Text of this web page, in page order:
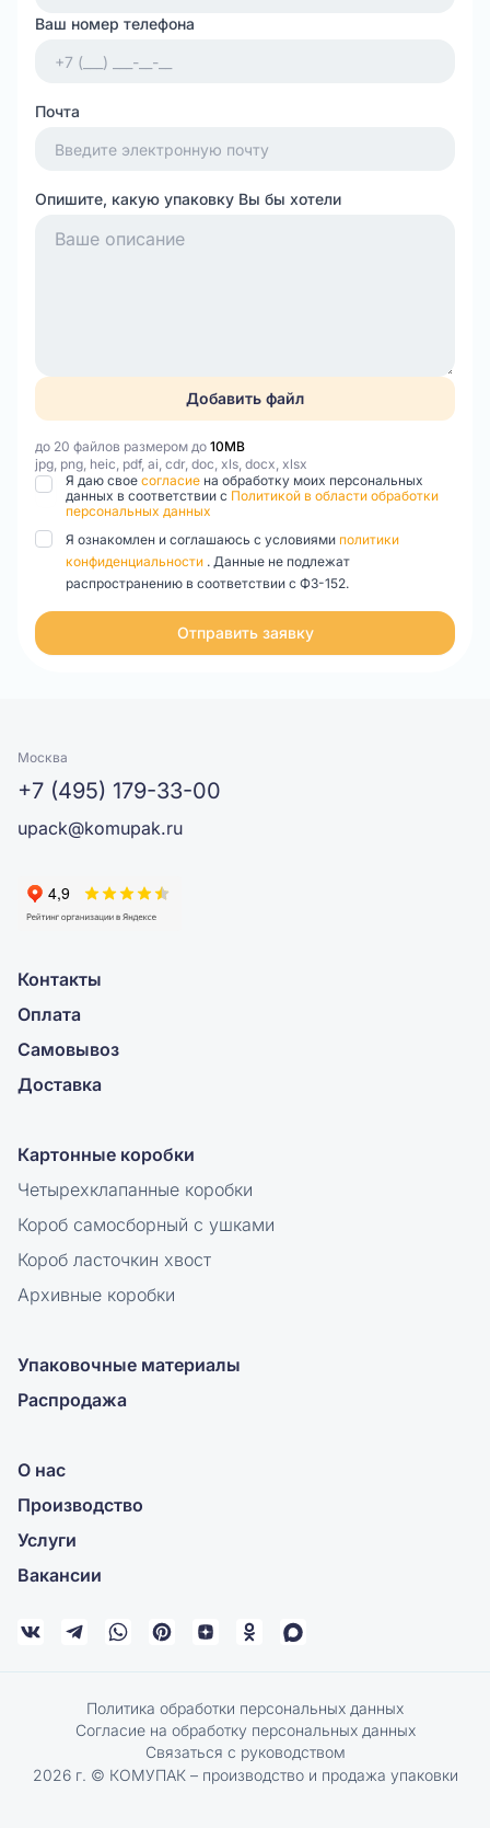
Ваш номер телефона
Почта
Опишите, какую упаковку Вы бы хотели
Добавить файл
до 20 файлов размером до 10MB
jpg, png, heic, pdf, ai, cdr, doc, xls, docx, xlsx
Я даю свое согласие на обработку моих персональных
данных в соответствии с Политикой в области обработки
персональных данных
Я ознакомлен и соглашаюсь с условиями политики
конфиденциальности . Данные не подлежат
распространению в соответствии с ФЗ-152.
Отправить заявку
Москва
+7 (495) 179-33-00
upack@komupak.ru
Контакты
Оплата
Самовывоз
Доставка
Картонные коробки
Четырехклапанные коробки
Короб самосборный с ушками
Короб ласточкин хвост
Архивные коробки
Упаковочные материалы
Распродажа
О нас
Производство
Услуги
Вакансии
Политика обработки персональных данных
Согласие на обработку персональных данных
Связаться с руководством
2026 г. © КОМУПАК – производство и продажа упаковки